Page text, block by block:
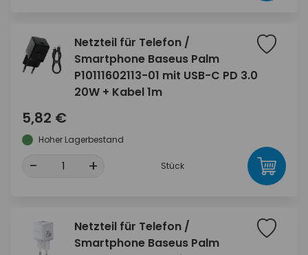
Netzteil für Telefon /
Smartphone Baseus Palm
P10111602113-01 mit USB-C PD 3.0
20W + Kabel 1m
5,82 €
Hoher Lagerbestand
- + Stück
Netzteil für Telefon /
Smartphone Baseus Palm